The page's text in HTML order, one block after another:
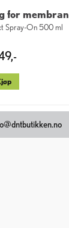
for membran
Spray-On 500 ml